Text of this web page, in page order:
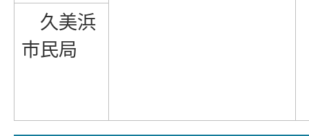
久美浜
市民局